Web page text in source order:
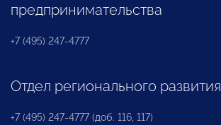
предпринимательства
+7 (495) 247-4777
Отдел регионального развития
+7 (495) 247-4777 (доб. 116, 117)